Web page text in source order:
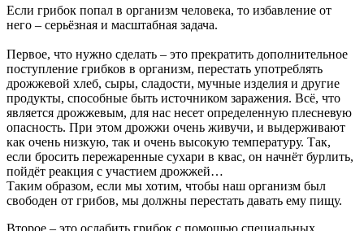
Если грибок попал в организм человека, то избавление от
него – серьёзная и масштабная задача.
Первое, что нужно сделать – это прекратить дополнительное
поступление грибков в организм, перестать употреблять
дрожжевой хлеб, сыры, сладости, мучные изделия и другие
продукты, способные быть источником заражения. Всё, что
является дрожжевым, для нас несет определенную плесневую
опасность. При этом дрожжи очень живучи, и выдерживают
как очень низкую, так и очень высокую температуру. Так,
если бросить пережаренные сухари в квас, он начнёт бурлить,
пойдёт реакция с участием дрожжей…
Таким образом, если мы хотим, чтобы наш организм был
свободен от грибов, мы должны перестать давать ему пищу.
Второе – это ослабить грибок с помощью специальных